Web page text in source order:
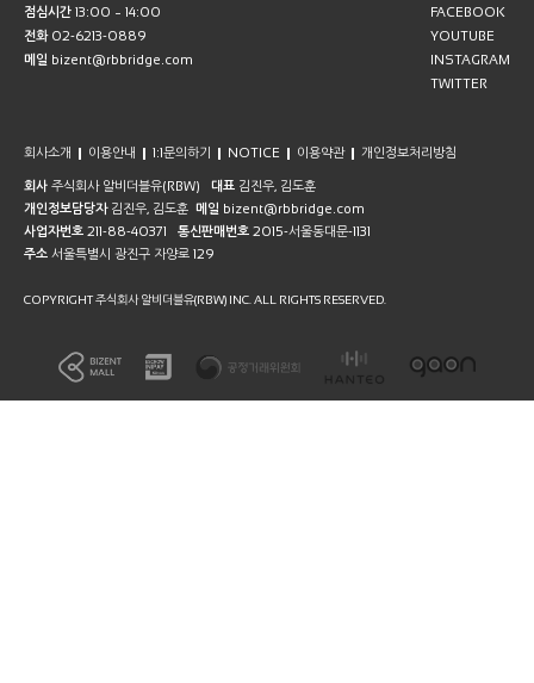
점심시간 13:00 ~ 14:00
전화02-6213-0889
메일 bizent@rbbridge.com
FACEBOOK
YOUTUBE
INSTAGRAM
TWITTER
회사소개 이용안내 1:1문의하기 NOTICE 이용약관 개인정보처리방침
회사 주식회사 알비더블유(RBW) 대표 김진우, 김도훈
개인정보담당자김진우, 김도훈 메일 bizent@rbbridge.com
사업자번호 211-88-40371 통신판매번호 2015-서울동대문-1131
주소 서울특별시 광진구 자양로 129
COPYRIGHT 주식회사 알비더블유(RBW) INC. ALL RIGHTS RESERVED.